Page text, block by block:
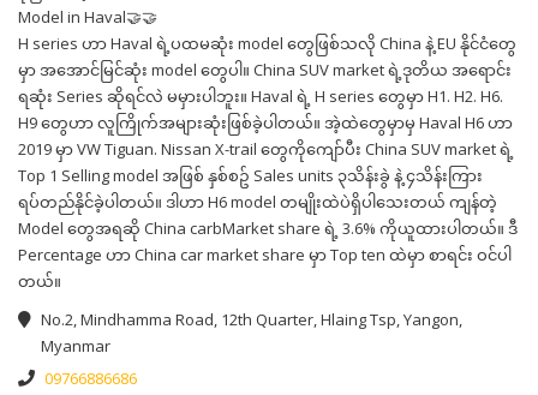
Model in Haval🤝🤝
H series ဟာ Haval ရဲ့ပထမဆုံး model တွေဖြစ်သလို China နဲ့ EU နိုင်ငံတွေ
မှာ အအောင်မြင်ဆုံး model တွေပါ။ China SUV market ရဲ့ဒုတိယ အရောင်း
ရဆုံး Series ဆိုရင်လဲ မမှားပါဘူး။ Haval ရဲ့ H series တွေမှာ H1. H2. H6.
H9 တွေဟာ လူကြိုက်အများဆုံးဖြစ်ခဲ့ပါတယ်။ အဲ့ထဲတွေမှာမှ Haval H6 ဟာ
2019 မှာ VW Tiguan. Nissan X-trail တွေကိုကျော်ပီး China SUV market ရဲ့
Top 1 Selling model အဖြစ် နှစ်စဥ် Sales units ၃သိန်းခွဲ နဲ့ ၄သိန်းကြား
ရပ်တည်နိုင်ခဲ့ပါတယ်။ ဒါဟာ H6 model တမျိုးထဲပဲရှိပါသေးတယ် ကျန်တဲ့
Model တွေအရဆို China carbMarket share ရဲ့ 3.6% ကိုယူထားပါတယ်။ ဒီ
Percentage ဟာ China car market share မှာ Top ten ထဲမှာ စာရင်း ဝင်ပါ
တယ်။
No.2, Mindhamma Road, 12th Quarter, Hlaing Tsp, Yangon,
Myanmar
09766886686